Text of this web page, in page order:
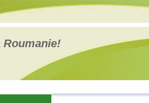
Roumanie!